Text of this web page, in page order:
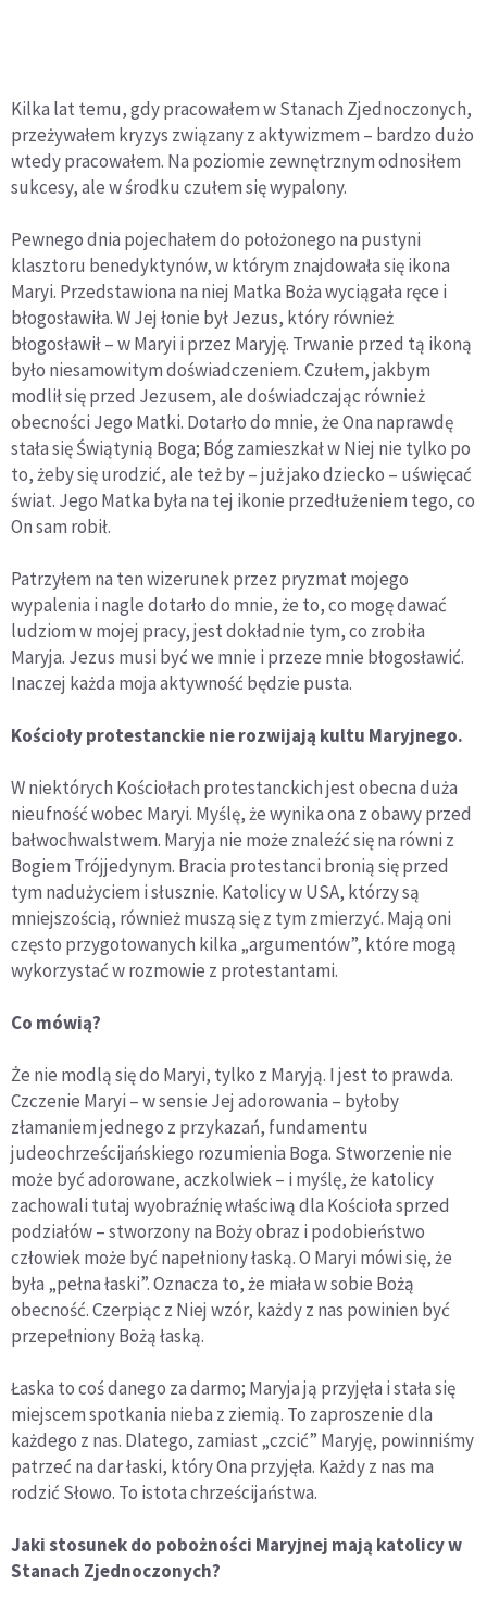
Kilka lat temu, gdy pracowałem w Stanach Zjednoczonych,
przeżywałem kryzys związany z aktywizmem – bardzo dużo
wtedy pracowałem. Na poziomie zewnętrznym odnosiłem
sukcesy, ale w środku czułem się wypalony.
Pewnego dnia pojechałem do położonego na pustyni
klasztoru benedyktynów, w którym znajdowała się ikona
Maryi. Przedstawiona na niej Matka Boża wyciągała ręce i
błogosławiła. W Jej łonie był Jezus, który również
błogosławił – w Maryi i przez Maryję. Trwanie przed tą ikoną
było niesamowitym doświadczeniem. Czułem, jakbym
modlił się przed Jezusem, ale doświadczając również
obecności Jego Matki. Dotarło do mnie, że Ona naprawdę
stała się Świątynią Boga; Bóg zamieszkał w Niej nie tylko po
to, żeby się urodzić, ale też by – już jako dziecko – uświęcać
świat. Jego Matka była na tej ikonie przedłużeniem tego, co
On sam robił.
Patrzyłem na ten wizerunek przez pryzmat mojego
wypalenia i nagle dotarło do mnie, że to, co mogę dawać
ludziom w mojej pracy, jest dokładnie tym, co zrobiła
Maryja. Jezus musi być we mnie i przeze mnie błogosławić.
Inaczej każda moja aktywność będzie pusta.
Kościoły protestanckie nie rozwijają kultu Maryjnego.
W niektórych Kościołach protestanckich jest obecna duża
nieufność wobec Maryi. Myślę, że wynika ona z obawy przed
bałwochwalstwem. Maryja nie może znaleźć się na równi z
Bogiem Trójjedynym. Bracia protestanci bronią się przed
tym nadużyciem i słusznie. Katolicy w USA, którzy są
mniejszością, również muszą się z tym zmierzyć. Mają oni
często przygotowanych kilka „argumentów”, które mogą
wykorzystać w rozmowie z protestantami.
Co mówią?
Że nie modlą się do Maryi, tylko z Maryją. I jest to prawda.
Czczenie Maryi – w sensie Jej adorowania – byłoby
złamaniem jednego z przykazań, fundamentu
judeochrześcijańskiego rozumienia Boga. Stworzenie nie
może być adorowane, aczkolwiek – i myślę, że katolicy
zachowali tutaj wyobraźnię właściwą dla Kościoła sprzed
podziałów – stworzony na Boży obraz i podobieństwo
człowiek może być napełniony łaską. O Maryi mówi się, że
była „pełna łaski”. Oznacza to, że miała w sobie Bożą
obecność. Czerpiąc z Niej wzór, każdy z nas powinien być
przepełniony Bożą łaską.
Łaska to coś danego za darmo; Maryja ją przyjęła i stała się
miejscem spotkania nieba z ziemią. To zaproszenie dla
każdego z nas. Dlatego, zamiast „czcić” Maryję, powinniśmy
patrzeć na dar łaski, który Ona przyjęła. Każdy z nas ma
rodzić Słowo. To istota chrześcijaństwa.
Jaki stosunek do pobożności Maryjnej mają katolicy w
Stanach Zjednoczonych?